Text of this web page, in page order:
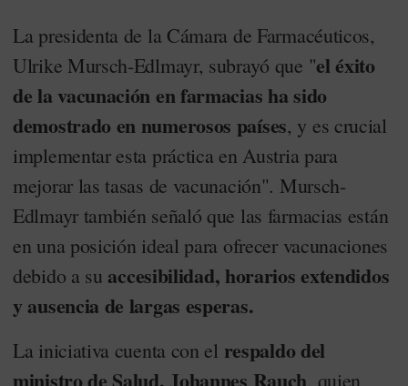
La presidenta de la Cámara de Farmacéuticos,
Ulrike Mursch-Edlmayr, subrayó que "el éxito
de la vacunación en farmacias ha sido
demostrado en numerosos países, y es crucial
implementar esta práctica en Austria para
mejorar las tasas de vacunación". Mursch-
Edlmayr también señaló que las farmacias están
en una posición ideal para ofrecer vacunaciones
debido a su accesibilidad, horarios extendidos
y ausencia de largas esperas.
La iniciativa cuenta con el respaldo del
, quien